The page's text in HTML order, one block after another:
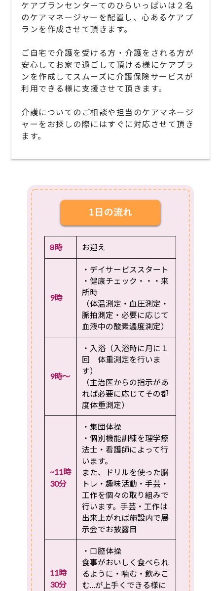
ケアプランセンターてのひらいっぱいは２名
のケアマネージャーを配置し、心あるケアプ
ランを作成させて頂きます。
ご自宅で介護を受ける方・介護をされる方が
安心してお家で過ごして頂ける様にケアプラ
ンを作成してスムーズに介護保険サービスが
利用できる様に支援させて頂きます。
介護についてのご相談や担当のケアマネージ
ャーをお探しの際にはすぐに対応させて頂き
ます。
8時 お迎え
9時
・デイサービススタート
・健康チェック・・・来
所時
（体温測定・血圧測定・
脈拍測定・必要に応じて
血液中の酸素濃度測定）
9時～
・入浴（入浴時に月に１
回 体重測定を行いま
す）
（主治医からの指示があ
れば必要に応じてその都
度体重測定）
~11時
30分
・集団体操
・個別機能訓練を理学療
法士・看護師によって行
います。
また、ドリルを使った脳
トレ・趣味活動・手芸・
工作を個々の取り組みで
行います。手芸・工作は
出来上がれば施設内で展
示会でお披露目
11時
30分
・口腔体操
食事がおいしく食べられ
るように・噛む・飲みこ
む…が上手くできる様に